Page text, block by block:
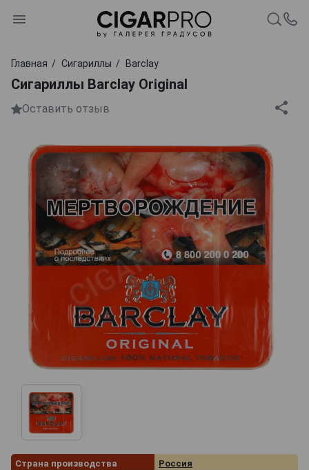
Главная Сигариллы Barclay
Сигариллы Barclay Original
Оставить отзыв
Страна производства
Россия